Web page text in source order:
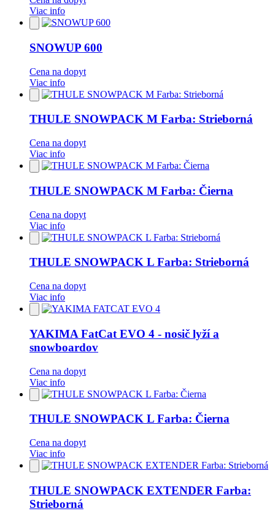
Viac info
Pridať
do
SNOWUP 600
Cena na dopyt
Viac info
Pridať
do
THULE SNOWPACK M Farba: Strieborná
Cena na dopyt
Viac info
Pridať
do
THULE SNOWPACK M Farba: Čierna
Cena na dopyt
Viac info
Pridať
do
THULE SNOWPACK L Farba: Strieborná
Cena na dopyt
Viac info
Pridať
do
YAKIMA FatCat EVO 4 - nosič lyží a
snowboardov
Cena na dopyt
Viac info
Pridať
do
THULE SNOWPACK L Farba: Čierna
Cena na dopyt
Viac info
Pridať
do
THULE SNOWPACK EXTENDER Farba:
Strieborná